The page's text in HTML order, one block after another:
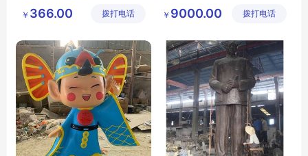
有限公司
￥ 366.00 拨打电话
￥ 9000.00 拨打电话